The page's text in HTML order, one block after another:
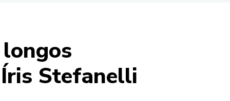
Stefanelli